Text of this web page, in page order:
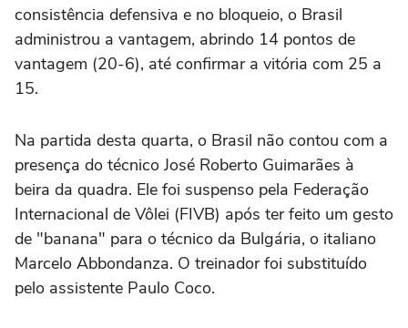
consistência defensiva e no bloqueio, o Brasil
administrou a vantagem, abrindo 14 pontos de
vantagem (20-6), até confirmar a vitória com 25 a
15.
Na partida desta quarta, o Brasil não contou com a
presença do técnico José Roberto Guimarães à
beira da quadra. Ele foi suspenso pela Federação
Internacional de Vôlei (FIVB) após ter feito um gesto
de "banana" para o técnico da Bulgária, o italiano
Marcelo Abbondanza. O treinador foi substituído
pelo assistente Paulo Coco.